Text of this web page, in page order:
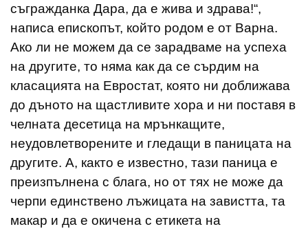
съгражданка Дара, да е жива и здрава!“,
написа епископът, който родом е от Варна.
Ако ли не можем да се зарадваме на успеха
на другите, то няма как да се сърдим на
класацията на Евростат, която ни доближава
до дъното на щастливите хора и ни поставя в
челната десетица на мрънкащите,
неудовлетворените и гледащи в паницата на
другите. А, както е известно, тази паница е
преизпълнена с блага, но от тях не може да
черпи единствено лъжицата на завистта, та
макар и да е окичена с етикета на